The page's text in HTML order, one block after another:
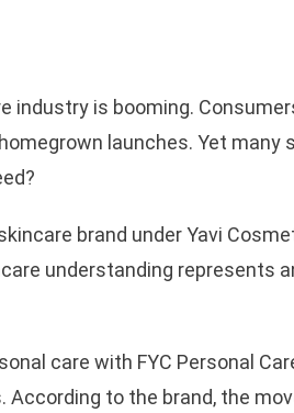
industry is booming.
launches. Yet many
brand under Yavi
understanding represents
care with FYC Personal
to the brand, the